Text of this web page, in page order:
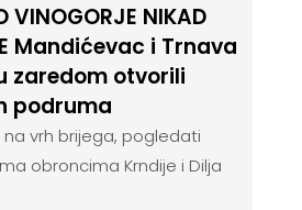
VINOGORJE NIKAD
Mandićevac i Trnava
zaredom otvorili
podruma
vrh brijega, pogledati
obroncima Krndije i Dilja